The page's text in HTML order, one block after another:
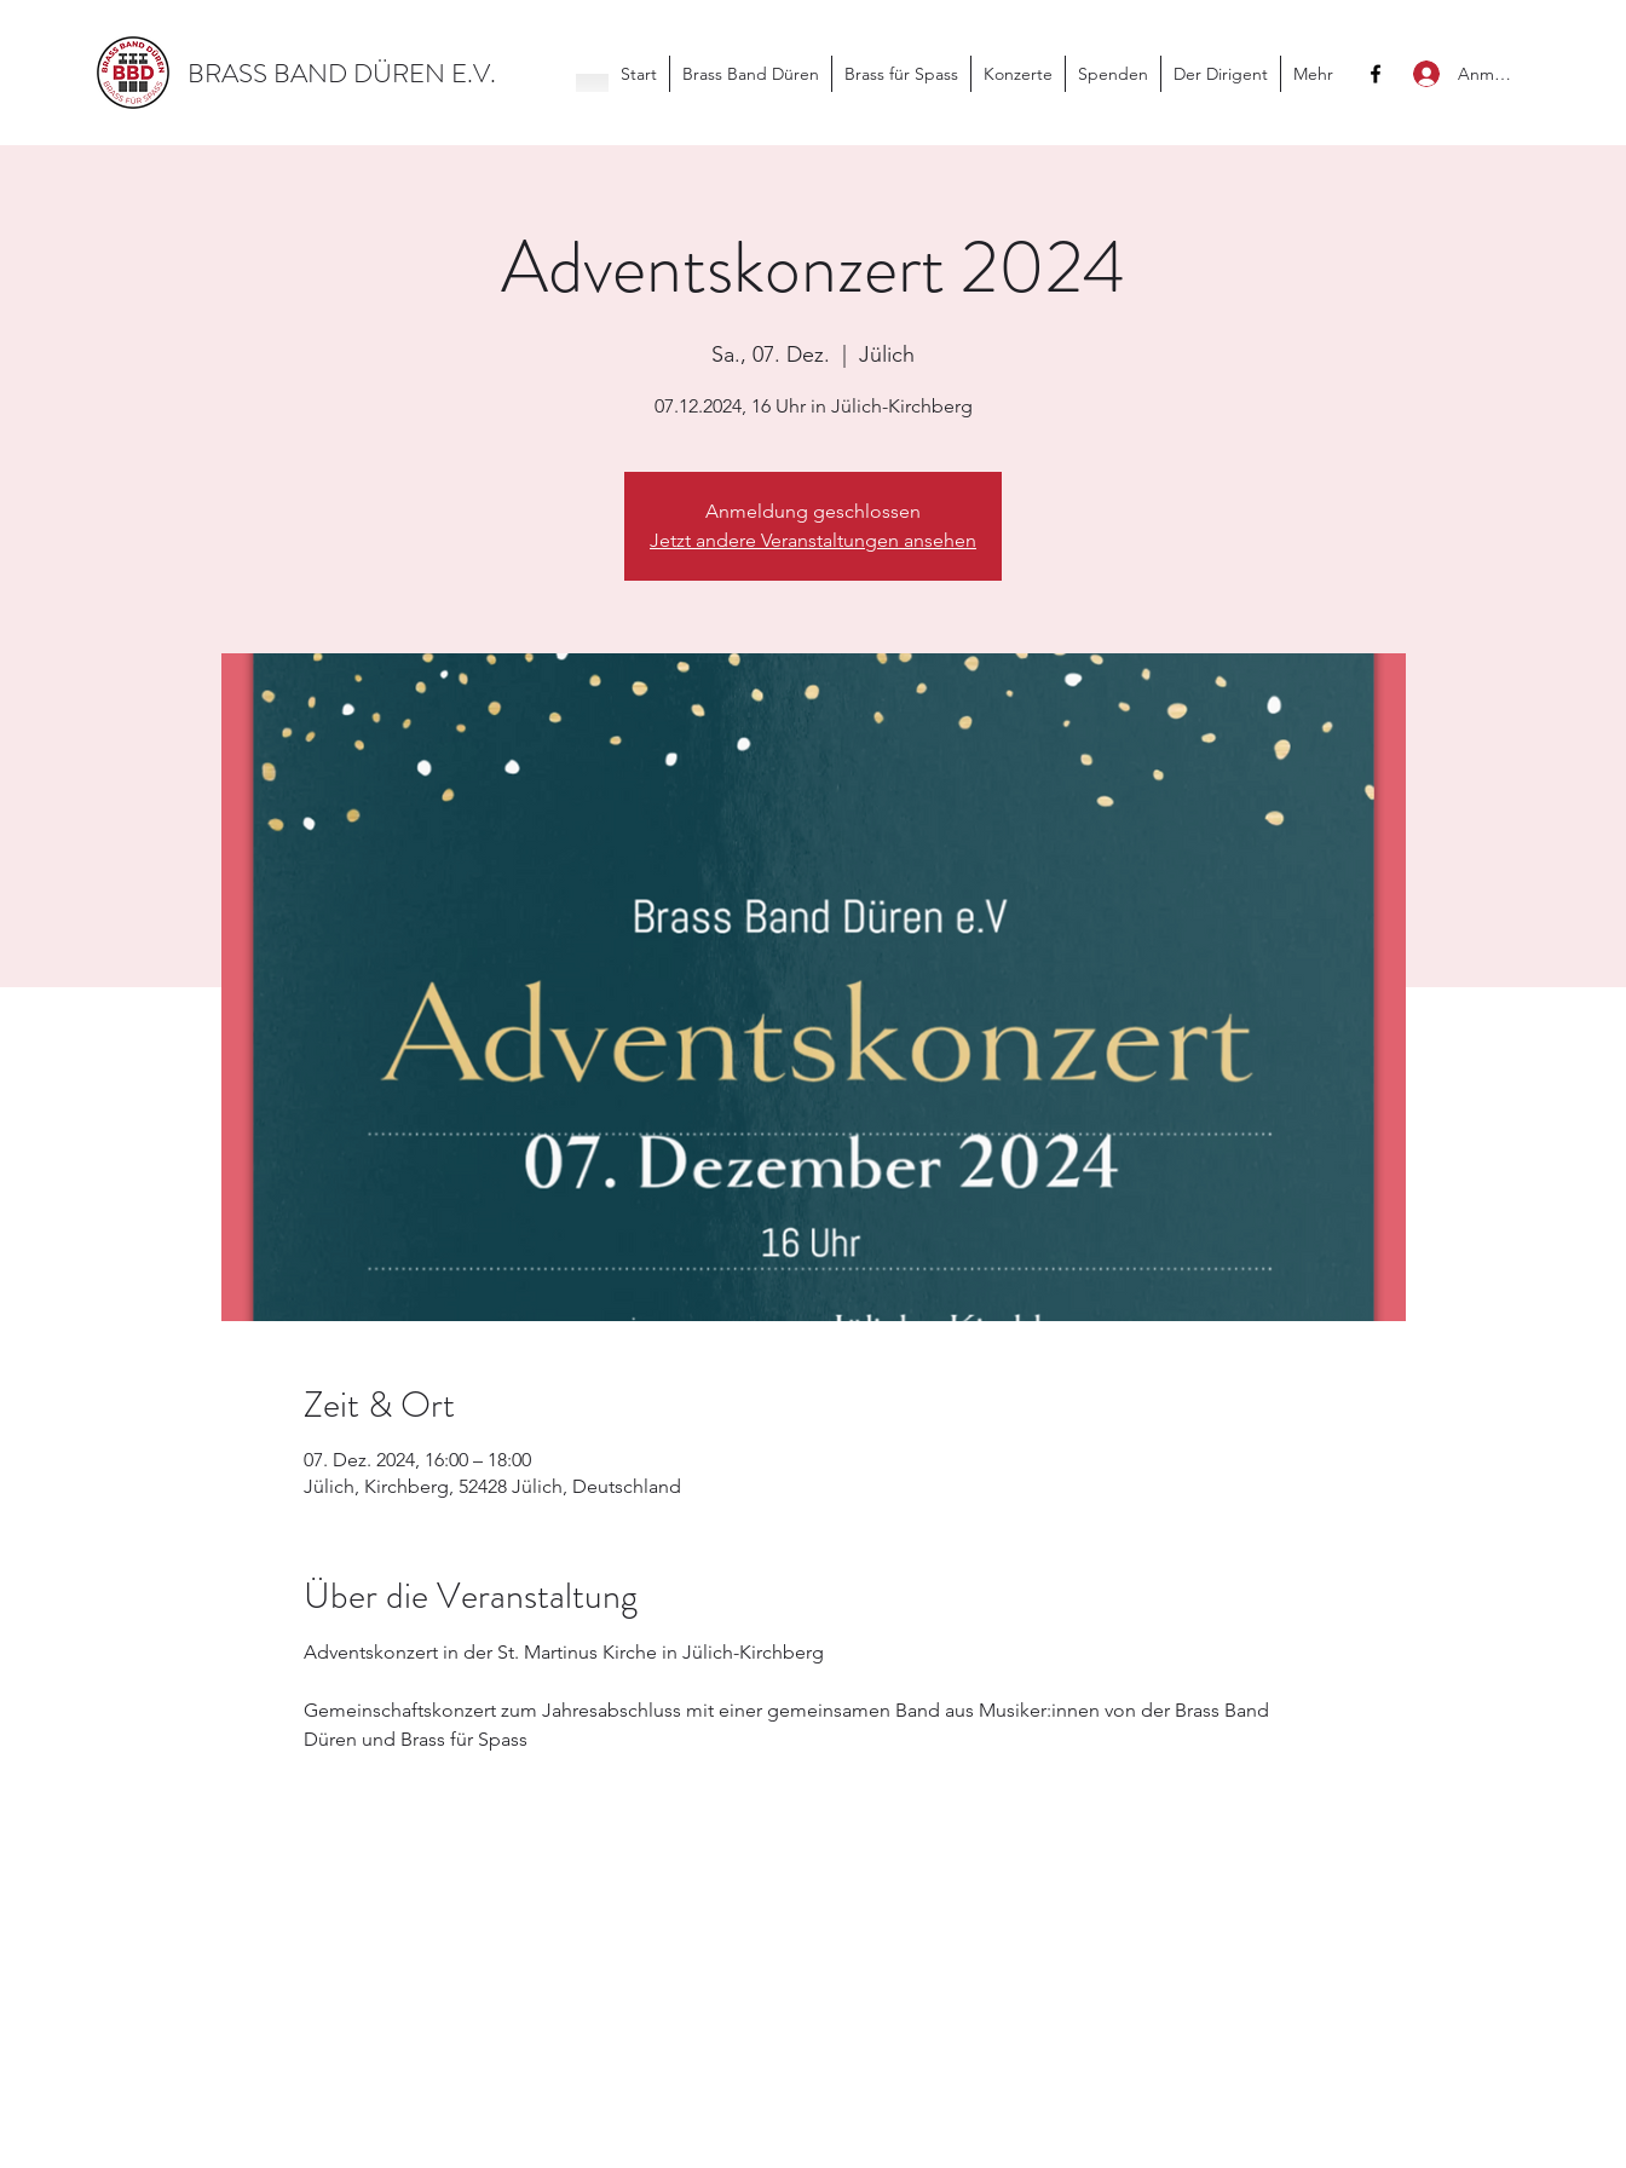
BRASS BAND DÜREN E.V. Start Brass Band Düren Brass für Spass Konzerte Spenden Der Dirigent Mehr Anmelden
Adventskonzert 2024
Sa., 07. Dez. Jülich
07.12.2024, 16 Uhr in Jülich-Kirchberg
Anmeldung geschlossen
Jetzt andere Veranstaltungen ansehen
Zeit & Ort
07. Dez. 2024, 16:00 – 18:00
Jülich, Kirchberg, 52428 Jülich, Deutschland
Über die Veranstaltung
Adventskonzert in der St. Martinus Kirche in Jülich-Kirchberg
Gemeinschaftskonzert zum Jahresabschluss mit einer gemeinsamen Band aus Musiker:innen von der Brass Band
Düren und Brass für Spass